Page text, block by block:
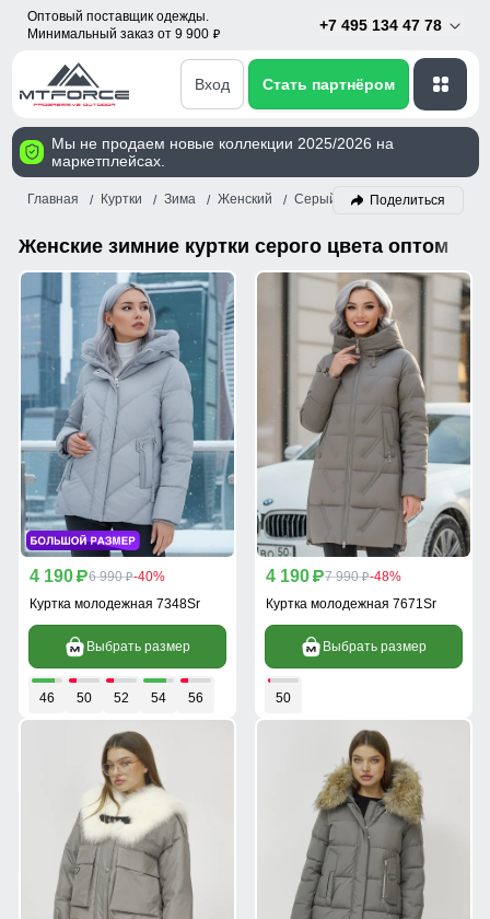
Оптовый поставщик одежды.
Минимальный заказ от 9 900 p
+7 495 134 47 78
Вход Стать партнёром
Мы не продаем новые коллекции 2025/2026 на
маркетплейсах.
Главная Куртки Зима Женский Серый Поделиться
Женские зимние куртки серого цвета оптом
4 190 p6 990 p-40%
Куртка молодежная 7348Sr
Выбрать размер
46 50 52 54 56
4 190 p7 990 p-48%
Куртка молодежная 7671Sr
Выбрать размер
50